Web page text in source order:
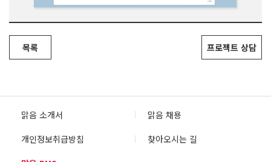
목록 프로젝트 상담
맑음 소개서
맑음 채용
개인정보취급방침
찾아오시는 길